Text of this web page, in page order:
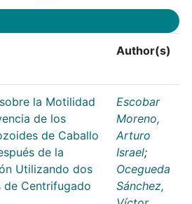
Author(s)
la Motilidad
de los
de Caballo
de la
Utilizando dos
de Centrifugado
Escobar
Moreno,
Arturo
Israel;
Ocegueda
Sánchez,